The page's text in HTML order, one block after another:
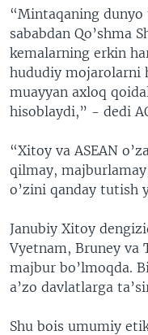
“Mintaqaning dunyo
sababdan Qo’shma
kemalarning erkin
hududiy mojarolarni
muayyan axloq
hisoblaydi,” - dedi
“Xitoy va ASEAN
qilmay,
o’zini qanday tutish
Janubiy Xitoy
Vyetnam, Bruney va
majbur bo’lmoqda.
a’zo davlatlarga
Shu bois umumiy